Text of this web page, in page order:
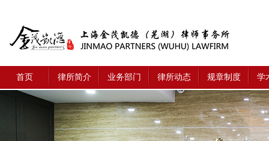
首页 律所简介 业务部门 律所动态 规章制度 学